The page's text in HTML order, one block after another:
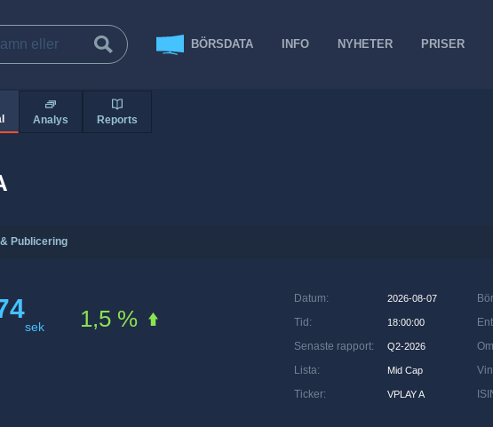
BÖRSDATA INFO NYHETER PRISER
Analys Reports
Publicering
sek 1,5 %
Datum: 2026-08-07
Tid : 18:00:00
Senaste rapport: Q2-2026
Lista: Mid Cap
Ticker: VPLAY A